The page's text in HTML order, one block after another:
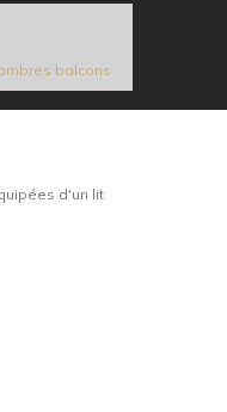
balcons
d'un lit